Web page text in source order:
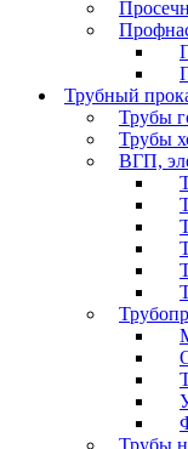
Трубный
Трубы
Трубы
ВГП,
Трубы